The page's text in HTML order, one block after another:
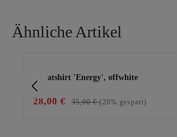
Ähnliche Artikel
Sweatshirt 'Energy', offwhite
28,00 € 35,00 €(20% gespart)